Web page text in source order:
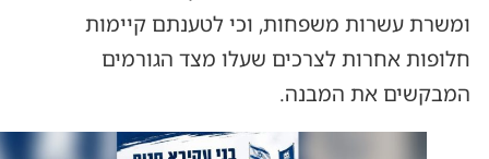
ומשרת עשרות משפחות, וכי לטענתם קיימות
חלופות אחרות לצרכים שעלו מצד הגורמים
המבקשים את המבנה.